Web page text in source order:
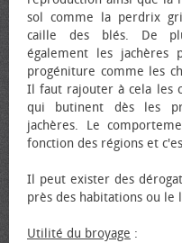
sol comme la perdrix
caille des blés. De
également les
progéniture comme les
Il faut rajouter à cela les
qui butinent dès les
jachères. Le
fonction des régions et
Il peut exister des
près des habitations ou le
Utilité du broyage :